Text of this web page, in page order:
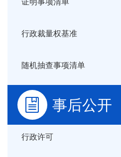
行政裁量权基准
随机抽查事项清单
事后公开
行政许可